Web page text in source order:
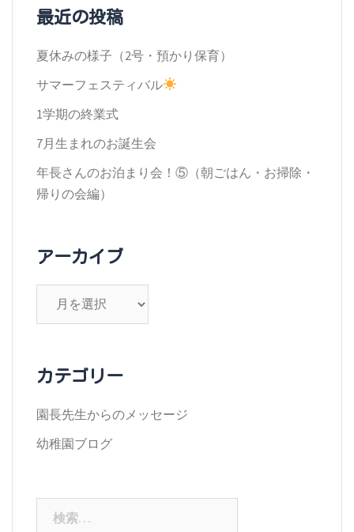
ゲ
シ
ョ
ン
最近の投稿
夏休みの様子（2号・預かり保育）
サマーフェスティバル
1学期の終業式
7月生まれのお誕生会
年長さんのお泊まり会！⑤（朝ごはん・お掃除・
帰りの会編）
アーカイブ
ブ
カテゴリー
園長先生からのメッセージ
幼稚園ブログ